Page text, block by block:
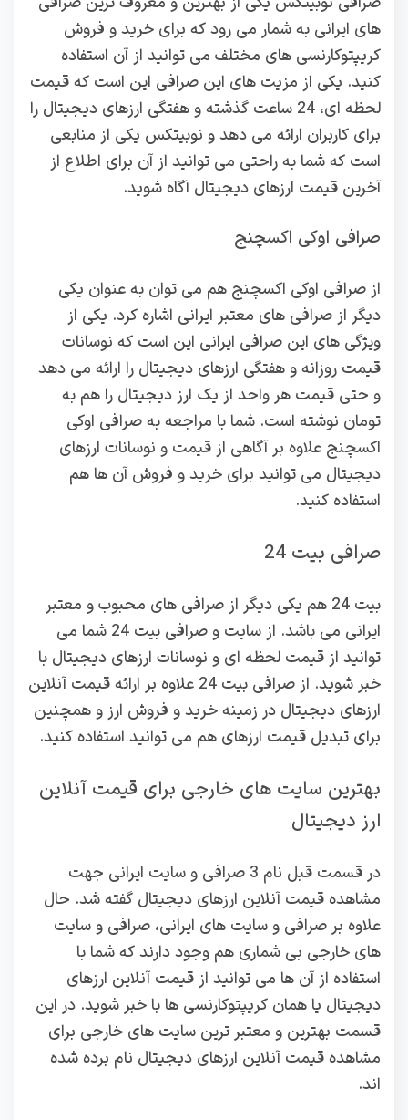
های ایرانی به شمار می رود که برای خرید و فروش
کریپتوکارنسی های مختلف می توانید از آن استفاده
کنید. یکی از مزیت های این صرافی این است که قیمت
لحظه ای، 24 ساعت گذشته و هفتگی ارزهای دیجیتال را
برای کاربران ارائه می دهد و نوبیتکس یکی از منابعی
است که شما به راحتی می توانید از آن برای اطلاع از
آخرین قیمت ارزهای دیجیتال آگاه شوید.
صرافی اوکی اکسچنج
از صرافی اوکی اکسچنج هم می توان به عنوان یکی
دیگر از صرافی های معتبر ایرانی اشاره کرد. یکی از
ویژگی های این صرافی ایرانی این است که نوسانات
قیمت روزانه و هفتگی ارزهای دیجیتال را ارائه می دهد
و حتی قیمت هر واحد از یک ارز دیجیتال را هم به
تومان نوشته است. شما با مراجعه به صرافی اوکی
اکسچنج علاوه بر آگاهی از قیمت و نوسانات ارزهای
دیجیتال می توانید برای خرید و فروش آن ها هم
استفاده کنید.
صرافی بیت 24
بیت 24 هم یکی دیگر از صرافی های محبوب و معتبر
ایرانی می باشد. از سایت و صرافی بیت 24 شما می
توانید از قیمت لحظه ای و نوسانات ارزهای دیجیتال با
خبر شوید. از صرافی بیت 24 علاوه بر ارائه قیمت آنلاین
ارزهای دیجیتال در زمینه خرید و فروش ارز و همچنین
برای تبدیل قیمت ارزهای هم می توانید استفاده کنید.
بهترین سایت های خارجی برای قیمت آنلاین
ارز دیجیتال
در قسمت قبل نام 3 صرافی و سایت ایرانی جهت
مشاهده قیمت آنلاین ارزهای دیجیتال گفته شد. حال
علاوه بر صرافی و سایت های ایرانی، صرافی و سایت
های خارجی بی شماری هم وجود دارند که شما با
استفاده از آن ها می توانید از قیمت آنلاین ارزهای
دیجیتال یا همان کریپتوکارنسی ها با خبر شوید. در این
قسمت بهترین و معتبر ترین سایت های خارجی برای
مشاهده قیمت آنلاین ارزهای دیجیتال نام برده شده
اند.